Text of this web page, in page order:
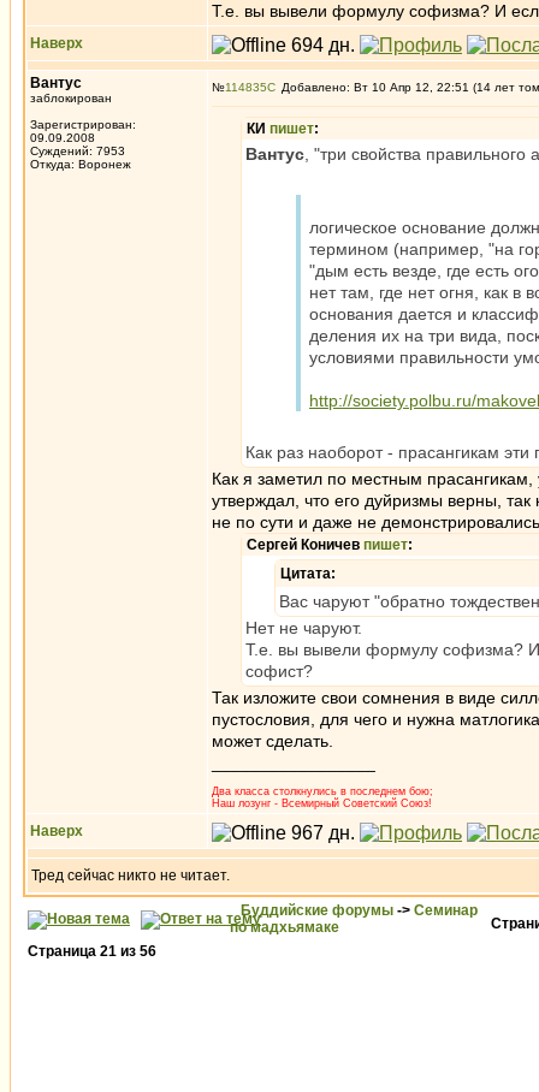
Т.е. вы вывели формулу софизма? И
Наверх
Вантус
заблокирован
Зарегистрирован:
09.09.2008
Суждений: 7953
Откуда: Воронеж
№114835 Добавлено: Вт 10 Апр 12, 22:51 (14 лет
КИ пишет:
Вантус , "три свойства
логическое основание
термином (например, "на
"дым есть везде, где есть
нет там, где нет огня, как в
основания дается и
деления их на три вида,
условиями правильности
http://society.polbu.ru/
Как раз наоборот - прасангикам эти
Как я заметил по местным
утверждал, что его дуйризмы верны, так
не по сути и даже не
Сергей Коничев пишет:
Цитата:
Вас чаруют "обратно
Нет не чаруют.
Т.е. вы вывели формулу софизма? И
софист?
Так изложите свои сомнения в виде
пустословия, для чего и нужна
может сделать.
Два класса столкнулись в последнем бою;
Наш лозунг - Всемирный Советский Союз!
Наверх
Тред сейчас никто не читает.
Буддийские форумы -> Семинар
по мадхьямаке
Страница 21 из 56